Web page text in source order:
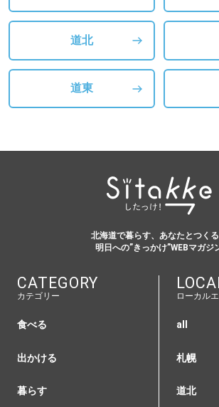
道北
道東
北海道で暮らす、あなたとつくる
明日への”きっかけ”WEBマガジ
CATEGORY
カテゴリー
食べる
出かける
暮らす
ローカル
all
札幌
道北